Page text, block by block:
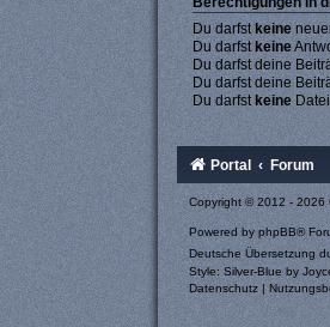
Du darfstkeine
Du darfst keine
Du darfst deine
Du darfst deine
Du darfst keine
Portal Forum
Copyright © 2012 - 2026
Powered by phpBB®
Deutsche Übersetzung
Style: Silver-Blue by
Datenschutz |